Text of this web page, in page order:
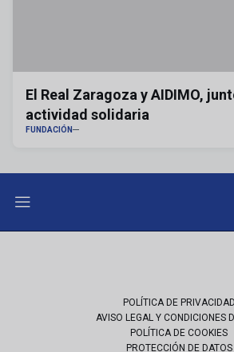
El Real Zaragoza y AIDIMO,
actividad solidaria
FUNDACIÓN
POLÍTICA DE PRIVACIDAD
AVISO LEGAL Y CONDICIONES
POLÍTICA DE COOKIES
PROTECCIÓN DE DATOS